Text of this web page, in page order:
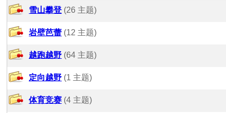
雪山攀登 (26 主题)
岩壁芭蕾 (12 主题)
越跑越野 (64 主题)
定向越野 (1 主题)
体育竞赛 (4 主题)